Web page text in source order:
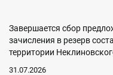
Завершается сбор
зачисления в резерв
территории
31.07.2026